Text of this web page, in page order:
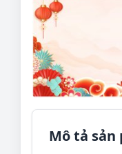
Mô tả sản